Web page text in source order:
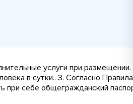
услуги при
в сутки.. 3. Согласно
себе общегражданский